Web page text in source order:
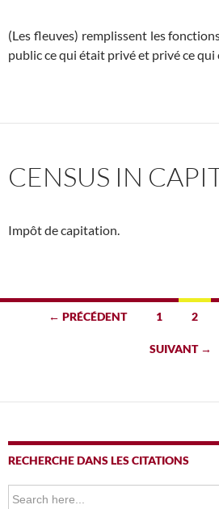
(Les fleuves) remplissent les
public ce qui était privé et privé ce
CENSUS IN
Impôt de capitation.
Navigation
← PRÉCÉDENT 1 2
SUIVANT →
RECHERCHE DANS LES CITATIONS
Search
for: